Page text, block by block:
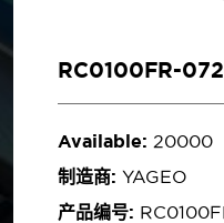
RC0100FR-
Available: 20000
制造商: YAGEO
产品编号: